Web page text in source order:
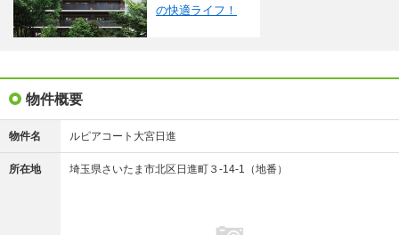
※概要のエネルギー消費性能、断熱性能、目安光熱費については、表示している省エネ性能ラ
ベルによってデータの内容が異なります。販売戸数が複数の住棟ラベル、または住戸ラベルの
場合は、原則建築確認が下りている物件全体の最小～最大を、販売戸数1戸の住戸ラベルの場合
※地図の更新タイミングの関係で、物件情報が実際のものとは異なる場合や最新情報に更新さ
れていない場合がございます。
の快適ライフ！
物件概要
物件名 ルピアコート大宮日進
所在地 埼玉県さいたま市北区日進町３-14-1（地番）